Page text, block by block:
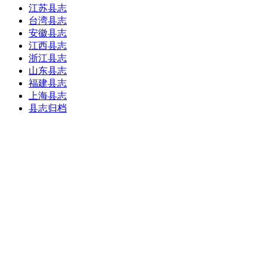
江苏县志
台湾县志
安徽县志
江西县志
浙江县志
山东县志
福建县志
上海县志
县志归档